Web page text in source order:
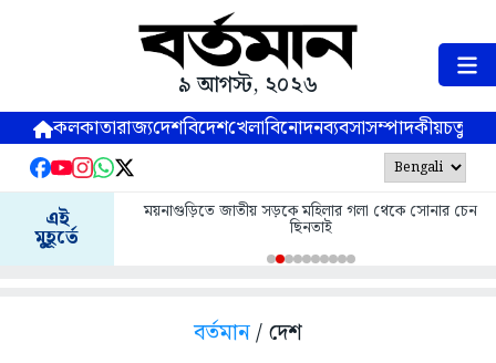
৯ আগস্ট, ২০২৬
কলকাতারাজ্যদেশবিদেশখেলাবিনোদনব্যবসাসম্পাদকীয়
এই
মুহূর্তে
ময়নাগুড়িতে জাতীয় সড়কে মহিলার গলা থেকে সোনার চেন
ছিনতাই
বর্তমান/ দেশ